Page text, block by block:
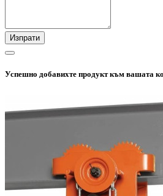
Изпрати
Успешно добавихте продукт към вашата